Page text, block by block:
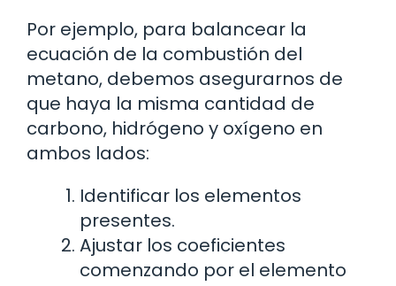
Por ejemplo, para balancear la
ecuación de la combustión del
metano, debemos asegurarnos de
que haya la misma cantidad de
carbono, hidrógeno y oxígeno en
ambos lados:
Identificar los elementos
presentes.
Ajustar los coeficientes
comenzando por el elemento